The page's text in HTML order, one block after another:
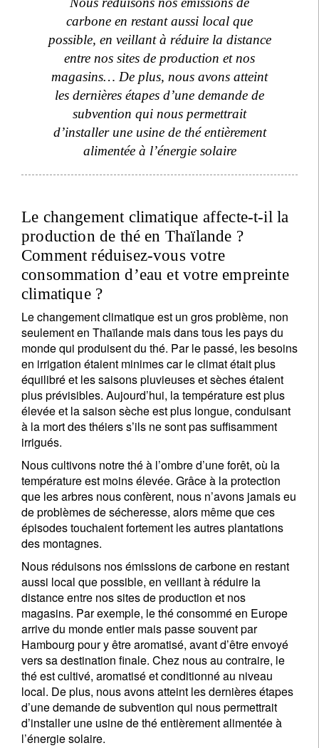
carbone en restant aussi local que
possible, en veillant à réduire la distance
entre nos sites de production et nos
magasins… De plus, nous avons atteint
les dernières étapes d’une demande de
subvention qui nous permettrait
d’installer une usine de thé entièrement
alimentée à l’énergie solaire
Le changement climatique affecte-t-il la
production de thé en Thaïlande ?
Comment réduisez-vous votre
consommation d’eau et votre empreinte
climatique ?
Le changement climatique est un gros problème, non
seulement en Thaïlande mais dans tous les pays du
monde qui produisent du thé. Par le passé, les besoins
en irrigation étaient minimes car le climat était plus
équilibré et les saisons pluvieuses et sèches étaient
plus prévisibles. Aujourd’hui, la température est plus
élevée et la saison sèche est plus longue, conduisant
à la mort des théiers s’ils ne sont pas suffisamment
irrigués.
Nous cultivons notre thé à l’ombre d’une forêt, où la
température est moins élevée. Grâce à la protection
que les arbres nous confèrent, nous n’avons jamais eu
de problèmes de sécheresse, alors même que ces
épisodes touchaient fortement les autres plantations
des montagnes.
Nous réduisons nos émissions de carbone en restant
aussi local que possible, en veillant à réduire la
distance entre nos sites de production et nos
magasins. Par exemple, le thé consommé en Europe
arrive du monde entier mais passe souvent par
Hambourg pour y être aromatisé, avant d’être envoyé
vers sa destination finale. Chez nous au contraire, le
thé est cultivé, aromatisé et conditionné au niveau
local. De plus, nous avons atteint les dernières étapes
d’une demande de subvention qui nous permettrait
d’installer une usine de thé entièrement alimentée à
l’énergie solaire.